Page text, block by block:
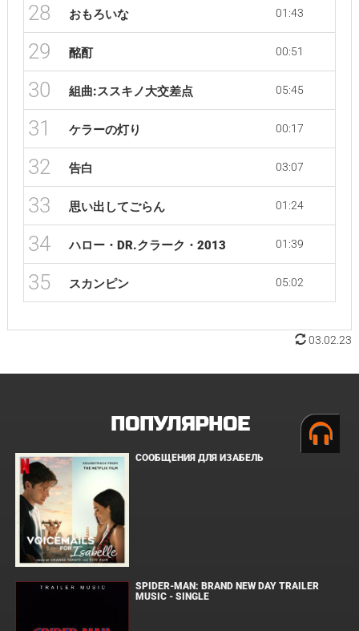
28 おもろいな 01:43
29 酩酊 00:51
30 組曲:ススキノ大交差点 05:45
31 ケラーの灯り 00:17
32 告白 03:07
33 思い出してごらん 01:24
34 ハロー・DR.クラーク・2013 01:39
35 スカンピン 05:02
03.02.23
ПОПУЛЯРНОЕ
СООБЩЕНИЯ ДЛЯ ИЗАБЕЛЬ
SPIDER-MAN: BRAND NEW DAY TRAILER
MUSIC - SINGLE